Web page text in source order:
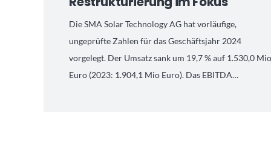
Die SMA Solar Technology AG hat vorläufige,
ungeprüfte Zahlen für das Geschäftsjahr 2024
vorgelegt. Der Umsatz sank um 19,7 % auf 1.530,0
Euro (2023: 1.904,1 Mio Euro). Das EBITDA…